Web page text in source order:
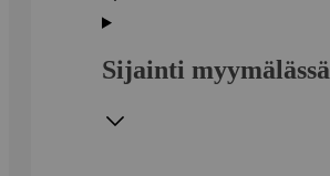
Sijainti myymälässä